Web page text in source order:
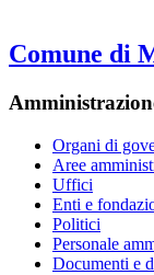
Comune di
Organi di
Aree
Uffici
Enti e
Politici
Personale
Documenti e